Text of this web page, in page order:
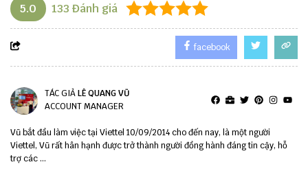
5.0 133 Đánh giá
facebook
TÁC GIẢLÊ QUANG VŨ
ACCOUNT MANAGER
Vũ bắt đầu làm việc tại Viettel 10/09/2014 cho đến nay, là một người
Viettel, Vũ rất hân hạnh được trở thành người đồng hành đáng tin cậy, hỗ
trợ các ...